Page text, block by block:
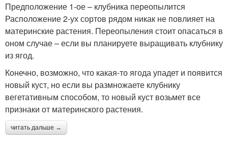
Предположение 1-ое – клубника переопылится
Расположение 2-ух сортов рядом никак не повлияет на
материнские растения. Переопыления стоит опасаться в
оном случае – если вы планируете выращивать клубнику
из ягод.
Конечно, возможно, что какая-то ягода упадет и появится
новый куст, но если вы размножаете клубнику
вегетативным способом, то новый куст возьмет все
признаки от материнского растения.
читать дальше →